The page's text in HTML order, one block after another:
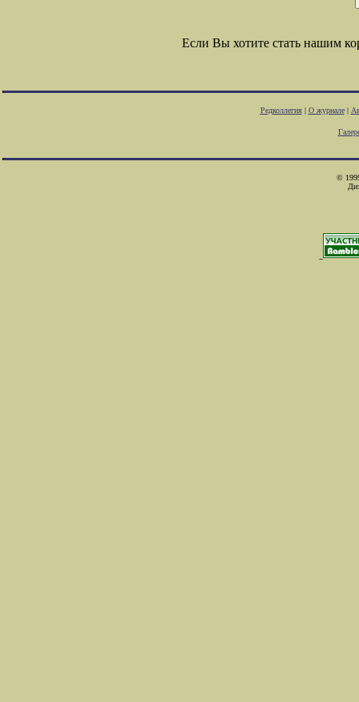
Если Вы хотите стать нашим
Редколлегия| О журнале|
©